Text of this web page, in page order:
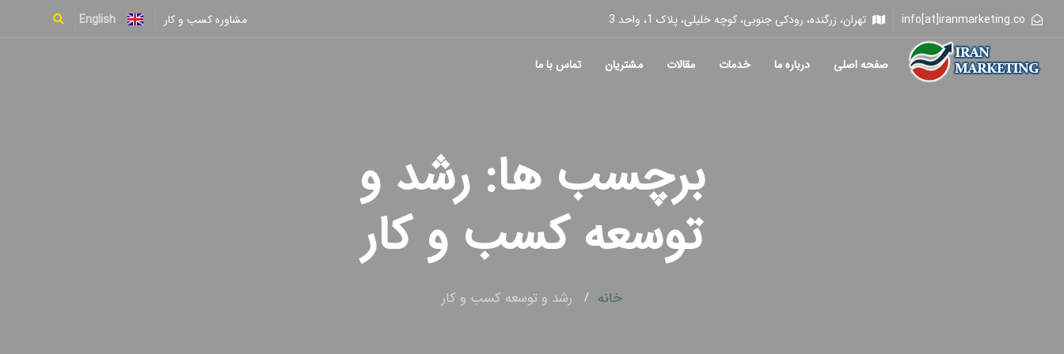
info[at]iranmarketing.co تهران، زرگنده، رودکی جنوبی، کوچه خلیلی، پلاک 1، واحد 3 مشاوره کسب و کار English
صفحه اصلی درباره ما خدمات مقالات مشتریان تماس با ما
برچسب ها: رشد و
توسعه کسب و کار
خانه رشد و توسعه کسب و کار